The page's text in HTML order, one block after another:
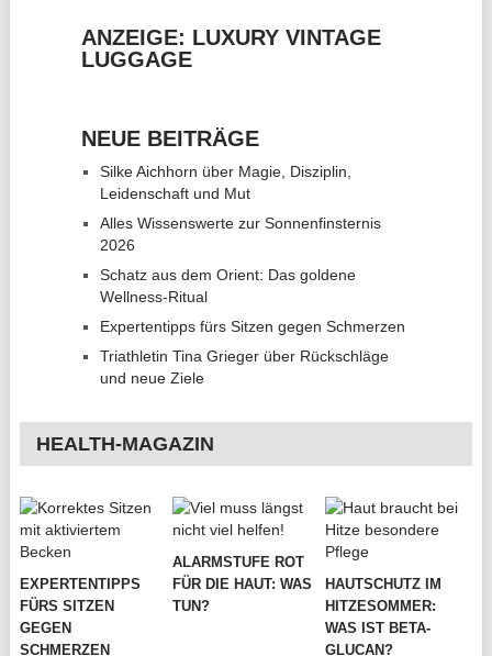
ANZEIGE: LUXURY VINTAGE
LUGGAGE
NEUE BEITRÄGE
Silke Aichhorn über Magie, Disziplin,
Leidenschaft und Mut
Alles Wissenswerte zur Sonnenfinsternis
2026
Schatz aus dem Orient: Das goldene
Wellness-Ritual
Expertentipps fürs Sitzen gegen Schmerzen
Triathletin Tina Grieger über Rückschläge
und neue Ziele
HEALTH-MAGAZIN
EXPERTENTIPPS
FÜRS SITZEN
GEGEN
SCHMERZEN
ALARMSTUFE ROT
FÜR DIE HAUT: WAS
TUN?
HAUTSCHUTZ IM
HITZESOMMER:
WAS IST BETA-
GLUCAN?